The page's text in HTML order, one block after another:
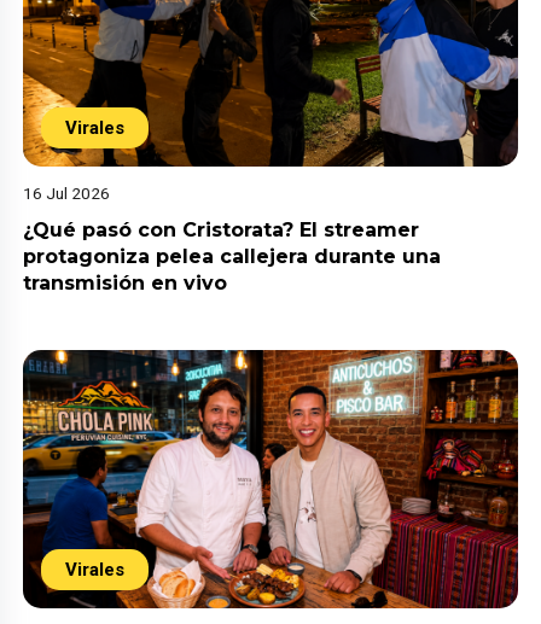
Virales
16 Jul 2026
¿Qué pasó con Cristorata? El streamer
protagoniza pelea callejera durante una
transmisión en vivo
Virales